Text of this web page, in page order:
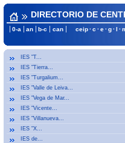
DIRECTORIO DE
0-a an b-c can ceip· c · e· g· l ·
IES "T...
IES "Tierra...
IES "Turgalium...
IES "Valle de Leiva...
IES "Vega de Mar...
IES "Vicente...
IES "Villanueva...
IES "X...
IES de...